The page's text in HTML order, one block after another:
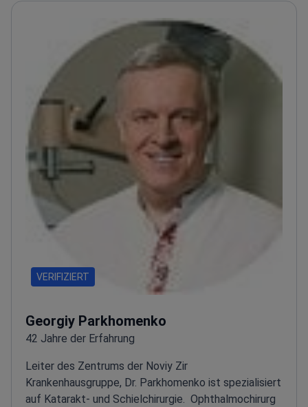
VERIFIZIERT
Georgiy Parkhomenko
42 Jahre der Erfahrung
Leiter des Zentrums der Noviy Zir
Krankenhausgruppe, Dr. Parkhomenko ist spezialisiert
auf Katarakt- und Schielchirurgie. Ophthalmochirurg